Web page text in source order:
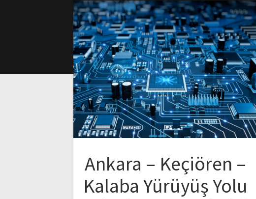
Ankara – Keçiören –
Kalaba Yürüyüş Yolu